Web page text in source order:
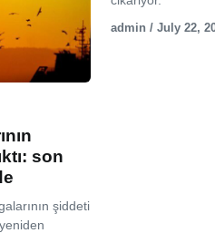
son
şiddeti
admin / July 22,